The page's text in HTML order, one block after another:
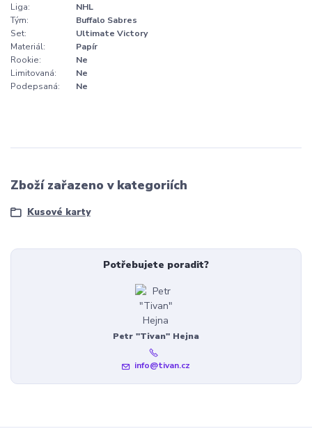
Liga:
NHL
Tým:
Buffalo Sabres
Set:
Ultimate Victory
Materiál:
Papír
Rookie:
Ne
Limitovaná:
Ne
Podepsaná:
Ne
Zboží zařazeno v kategoriích
Kusové karty
Potřebujete poradit?
Petr "Tivan" Hejna
info@tivan.cz